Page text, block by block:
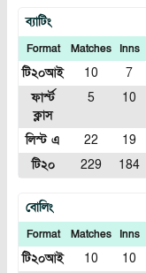
ব্যাটিং
Format Matches Inns
টি২০আই 10 7
ফার্স্ট
ক্লাস
5 10
লিস্ট এ 22 19
টি২০
229 184
বোলিং
Format Matches Inns
টি২০আই 10 10